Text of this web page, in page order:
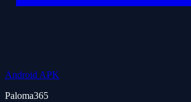
Android APK
Paloma365